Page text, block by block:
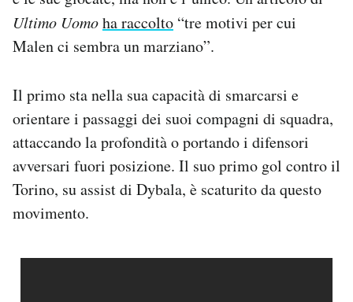
Ultimo Uomoha raccolto “tre motivi per cui
Malen ci sembra un marziano”.
Il primo sta nella sua capacità di smarcarsi e
orientare i passaggi dei suoi compagni di squadra,
attaccando la profondità o portando i difensori
avversari fuori posizione. Il suo primo gol contro il
Torino, su assist di Dybala, è scaturito da questo
movimento.